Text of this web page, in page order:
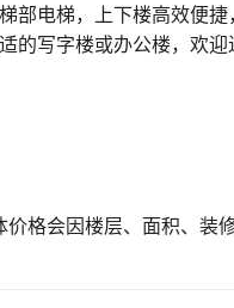
电梯，上下楼高效便
写字楼或办公楼，欢
格会因楼层、面积、装